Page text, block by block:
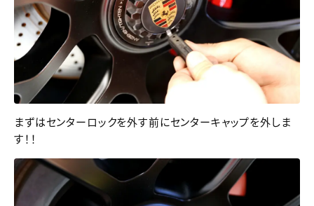
まずはセンターロックを外す前にセンターキャップを外しま
す！！